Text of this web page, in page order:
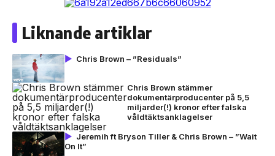
Liknande artiklar
Chris Brown – ”Residuals”
Chris Brown stämmer
dokumentärproducenter på 5,5
miljarder(!) kronor efter falska
våldtäktsanklagelser
Jeremih ft Bryson Tiller & Chris Brown – ”Wait
On It”